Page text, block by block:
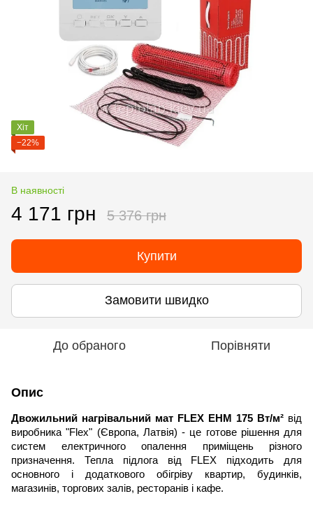
Хіт
−22%
В наявності
4 171 грн 5 376 грн
Купити
Замовити швидко
До обраного Порівняти
Опис
Двожильний нагрівальний мат FLEX EHM 175 Вт/м² від
виробника "Flex" (Європа, Латвія) - це готове рішення для
систем електричного опалення приміщень різного
призначення. Тепла підлога від FLEX підходить для
основного і додаткового обігріву квартир, будинків,
магазинів, торгових залів, ресторанів і кафе.